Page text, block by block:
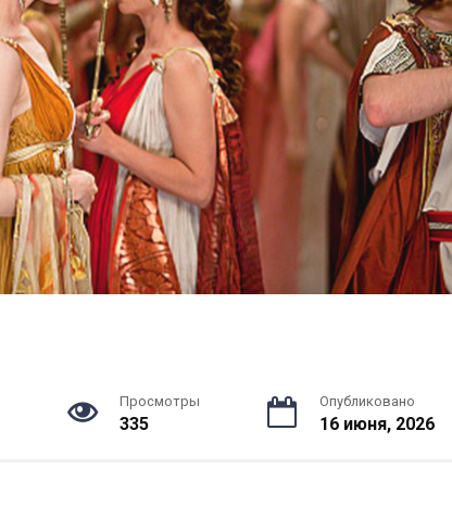
Просмотры
335
Опубликовано
16 июня, 2026